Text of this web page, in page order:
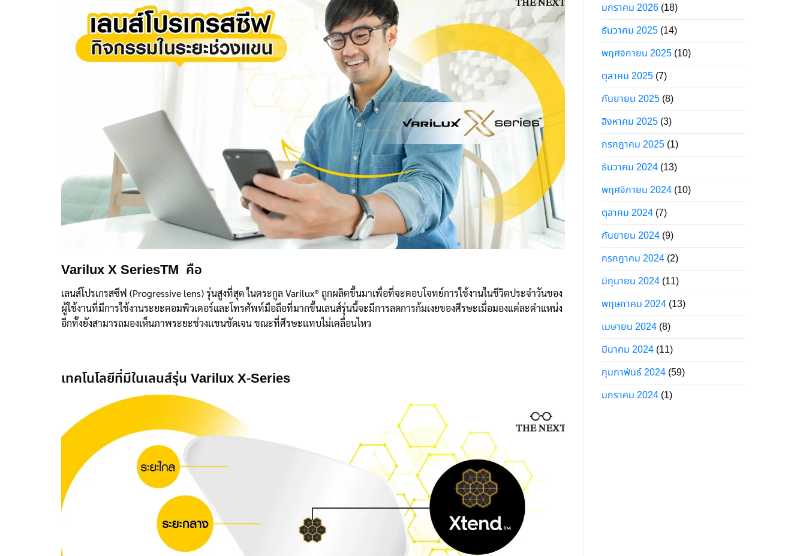
VariluxX SeriesTM คือ
เลนส์โปรเกรสซีฟ (Progressive lens) รุ่นสูงที่สุด ในตระกูล Varilux® ถูกผลิตขึ้นมาเพื่อที่จะตอบโจทย์การใช้งานในชีวิตประจำวันของ
ผู้ใช้งานที่มีการใช้งานระยะคอมพิวเตอร์และโทรศัพท์มือถือที่มากขึ้นเลนส์รุ่นนี้จะมีการลดการก้มเงยของศีรษะเมื่อมองแต่ละตำแหน่ง
อีกทั้งยังสามารถมองเห็นภาพระยะช่วงเเขนชัดเจน ขณะที่ศีรษะเเทบไม่เคลื่อนไหว
เทคโนโลยีที่มีในเลนส์รุ่น Varilux X-Series
มกราคม 2026 (18)
ธันวาคม 2025 (14)
พฤศจิกายน 2025 (10)
ตุลาคม 2025 (7)
กันยายน 2025 (8)
สิงหาคม 2025 (3)
กรกฎาคม 2025 (1)
ธันวาคม 2024 (13)
พฤศจิกายน 2024 (10)
ตุลาคม 2024 (7)
กันยายน 2024 (9)
กรกฎาคม 2024 (2)
มิถุนายน 2024 (11)
พฤษภาคม 2024 (13)
เมษายน 2024 (8)
มีนาคม 2024 (11)
กุมภาพันธ์ 2024 (59)
มกราคม 2024 (1)